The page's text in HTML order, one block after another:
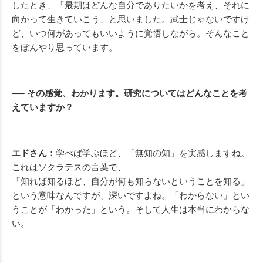
したとき、「最期はどんな自分でありたいかを考え、それに
向かって生きていこう」と思いました。武士じゃないですけ
ど、いつ何があってもいいように覚悟しながら。そんなこと
をぼんやり思っています。
── その感覚、わかります。研究についてはどんなことを考
えていますか？
エドさん： 学べば学ぶほど、「無知の知」を実感しますね。
これはソクラテスの言葉で、
「知れば知るほど、自分が何も知らないということを知る」
という意味なんですが、深いですよね。「わからない」とい
うことが「わかった」という。そして人生は本当にわからな
い。